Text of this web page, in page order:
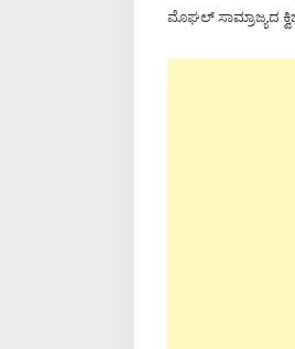
ಮೊಘಲ್ ಸಾಮ್ರಾಜ್ಯದ